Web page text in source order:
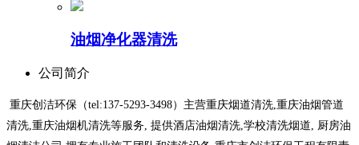
油烟净化器清洗
公司简介
重庆创洁环保（tel:137-5293-3498）主营重庆烟道清洗,重庆油烟管道
清洗,重庆油烟机清洗等服务, 提供酒店油烟清洗,学校清洗烟道, 厨房油